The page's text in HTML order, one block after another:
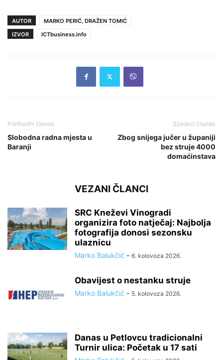
AUTOR
MARKO PERIĆ, DRAŽEN TOMIĆ
IZVOR
ICTbusiness.info
Prethodni članak
Slobodna radna mjesta u
Baranji
Sljedeći članak
Zbog snijega jučer u županiji
bez struje 4000
domaćinstava
VEZANI ČLANCI
SRC Kneževi Vinogradi
organizira foto natječaj: Najbolja
fotografija donosi sezonsku
ulaznicu
Marko Balukčić - 6. kolovoza 2026.
Obavijest o nestanku struje
Marko Balukčić - 5. kolovoza 2026.
Danas u Petlovcu tradicionalni
Turnir ulica: Početak u 17 sati